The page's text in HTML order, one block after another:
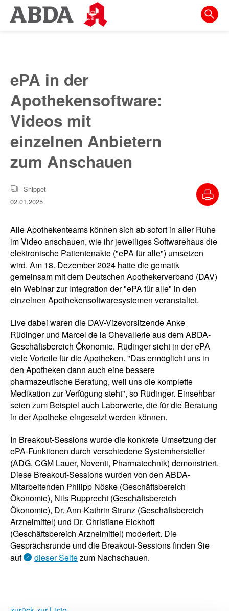
Springe
direkt
zur
Meta-
Navigation
Inhalt
zur
ePA in der
Apothekensoftware:
Videos mit
einzelnen Anbietern
zum Anschauen
Snippet
02.01.2025
Alle Apothekenteams können sich ab sofort in aller Ruhe
im Video anschauen, wie ihr jeweiliges Softwarehaus die
elektronische Patientenakte ("ePA für alle") umsetzen
wird. Am 18. Dezember 2024 hatte die gematik
gemeinsam mit dem Deutschen Apothekerverband (DAV)
ein Webinar zur Integration der "ePA für alle" in den
einzelnen Apothekensoftwaresystemen veranstaltet.
Live dabei waren die DAV-Vizevorsitzende Anke
Rüdinger und Marcel de la Chevallerie aus dem ABDA-
Geschäftsbereich Ökonomie. Rüdinger sieht in der ePA
viele Vorteile für die Apotheken. "Das ermöglicht uns in
den Apotheken dann auch eine bessere
pharmazeutische Beratung, weil uns die komplette
Medikation zur Verfügung steht", so Rüdinger. Einsehbar
seien zum Beispiel auch Laborwerte, die für die Beratung
in der Apotheke eingesetzt werden können.
In Breakout-Sessions wurde die konkrete Umsetzung der
ePA-Funktionen durch verschiedene Systemhersteller
(ADG, CGM Lauer, Noventi, Pharmatechnik) demonstriert.
Diese Breakout-Sessions wurden von den ABDA-
Mitarbeitenden Philipp Nöske (Geschäftsbereich
Ökonomie), Nils Rupprecht (Geschäftsbereich
Ökonomie), Dr. Ann-Kathrin Strunz (Geschäftsbereich
Arzneimittel) und Dr. Christiane Eickhoff
(Geschäftsbereich Arzneimittel) moderiert. Die
Gesprächsrunde und die Breakout-Sessions finden Sie
auf
dieser Seitezum Nachschauen.